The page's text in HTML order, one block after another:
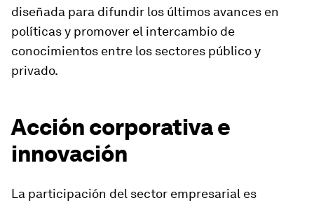
diseñada para difundir los últimos avances en
políticas y promover el intercambio de
conocimientos entre los sectores público y
privado.
Acción corporativa e
innovación
La participación del sector empresarial es